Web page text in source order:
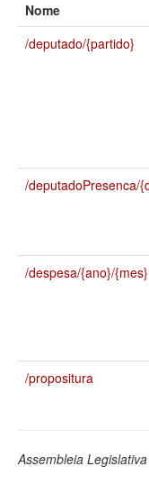
Planejamento
Catálogo de dados
Legislação
Perguntas frequentes
Nome
/deputado/{partido}
/deputadoPresenca/
/despesa/{ano}/{mes}
/propositura
Assembleia